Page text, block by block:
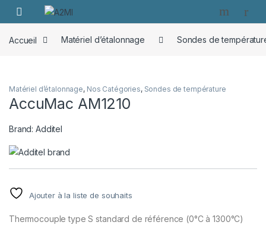
Skip to navigation
Skip to content
Accueil Matériel d’étalonnage Sondes de
Matériel d’étalonnage, Nos Catégories, Sondes de température
AccuMac AM1210
Brand:Additel
Ajouter à la liste de souhaits
Thermocouple type S standard de référence (0°C à 1300°C)